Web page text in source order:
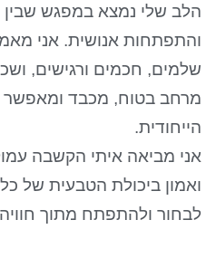
הלב שלי נמצא במפגש שבין
והתפתחות אנושית. אני
שלמים, חכמים ורגישים,
מרחב בטוח, מכבד ומאפשר
הייחודית.
אני מביאה איתי הקשבה
ואמון ביכולת הטבעית של
לבחור ולהתפתח מתוך